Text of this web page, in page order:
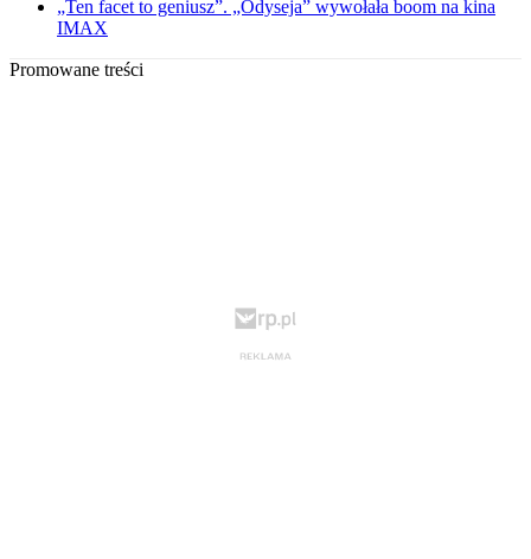
„Ten facet to geniusz”. „Odyseja” wywołała boom na kina
IMAX
Promowane treści